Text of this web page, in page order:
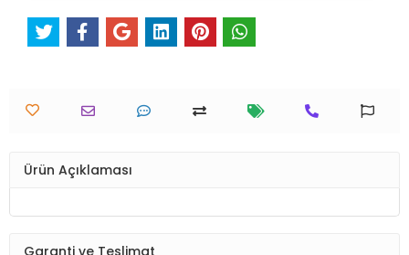
Ürün Açıklaması
Garanti ve Teslimat